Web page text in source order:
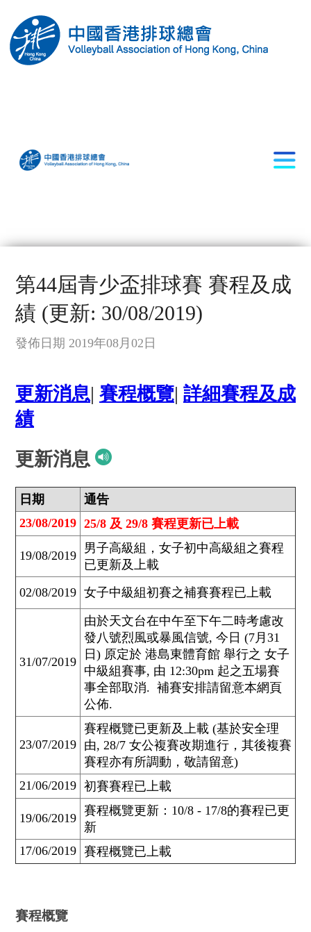
第44屆青少盃排球賽 賽程及成
績 (更新: 30/08/2019)
發佈日期 2019年08月02日
更新消息| 賽程概覽| 詳細賽程及成
績
更新消息
日期
通告
23/08/2019 25/8 及 29/8 賽程更新已上載
19/08/2019
男子高級組，女子初中高級組之賽程
已更新及上載
02/08/2019 女子中級組初賽之補賽賽程已上載
31/07/2019
由於天文台在中午至下午二時考慮改
發八號烈風或暴風信號, 今日 (7月31
日) 原定於 港島東體育館 舉行之 女子
中級組賽事, 由 12:30pm 起之五場賽
事全部取消. 補賽安排請留意本網頁
公佈.
23/07/2019
賽程概覽已更新及上載 (基於安全理
由, 28/7 女公複賽改期進行，其後複賽
賽程亦有所調動，敬請留意)
21/06/2019 初賽賽程已上載
19/06/2019
賽程概覽更新：10/8 - 17/8的賽程已更
新
17/06/2019 賽程概覽已上載
賽程概覽